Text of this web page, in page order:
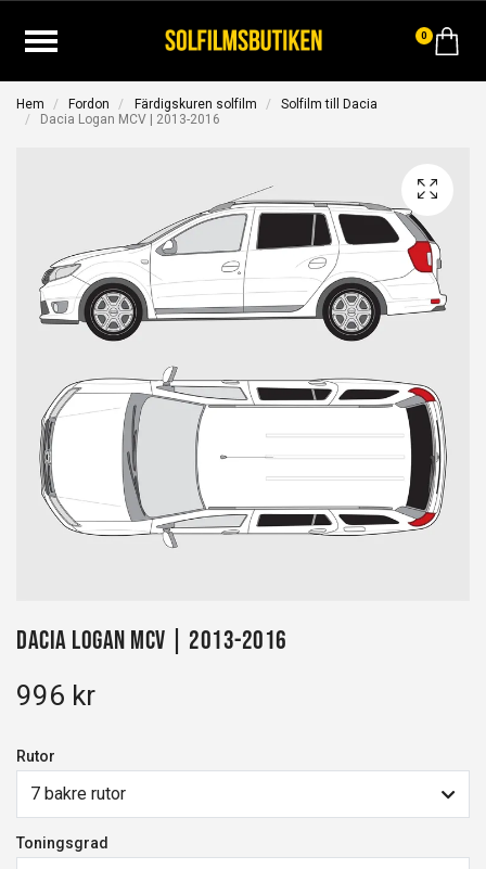
0
Hem Fordon Färdigskuren solfilm
Solfilm till Dacia
Dacia Logan MCV | 2013-2016
Dacia Logan MCV | 2013-2016
996 kr
Rutor
7 bakre rutor
Toningsgrad